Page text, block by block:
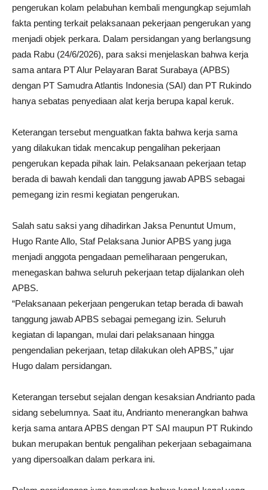
pengerukan kolam pelabuhan kembali mengungkap sejumlah
fakta penting terkait pelaksanaan pekerjaan pengerukan yang
menjadi objek perkara. Dalam persidangan yang berlangsung
pada Rabu (24/6/2026), para saksi menjelaskan bahwa kerja
sama antara PT Alur Pelayaran Barat Surabaya (APBS)
dengan PT Samudra Atlantis Indonesia (SAI) dan PT Rukindo
hanya sebatas penyediaan alat kerja berupa kapal keruk.
Keterangan tersebut menguatkan fakta bahwa kerja sama
yang dilakukan tidak mencakup pengalihan pekerjaan
pengerukan kepada pihak lain. Pelaksanaan pekerjaan tetap
berada di bawah kendali dan tanggung jawab APBS sebagai
pemegang izin resmi kegiatan pengerukan.
Salah satu saksi yang dihadirkan Jaksa Penuntut Umum,
Hugo Rante Allo, Staf Pelaksana Junior APBS yang juga
menjadi anggota pengadaan pemeliharaan pengerukan,
menegaskan bahwa seluruh pekerjaan tetap dijalankan oleh
APBS.
“Pelaksanaan pekerjaan pengerukan tetap berada di bawah
tanggung jawab APBS sebagai pemegang izin. Seluruh
kegiatan di lapangan, mulai dari pelaksanaan hingga
pengendalian pekerjaan, tetap dilakukan oleh APBS,” ujar
Hugo dalam persidangan.
Keterangan tersebut sejalan dengan kesaksian Andrianto pada
sidang sebelumnya. Saat itu, Andrianto menerangkan bahwa
kerja sama antara APBS dengan PT SAI maupun PT Rukindo
bukan merupakan bentuk pengalihan pekerjaan sebagaimana
yang dipersoalkan dalam perkara ini.